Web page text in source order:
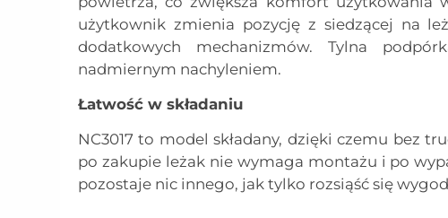
użytkownik zmienia pozycję z siedzącej na
dodatkowych mechanizmów. Tylna
nadmiernym nachyleniem.
Łatwość w składaniu
NC3017 to model składany, dzięki czemu bez
po zakupie leżak nie wymaga montażu i po
pozostaje nic innego, jak tylko rozsiąść się